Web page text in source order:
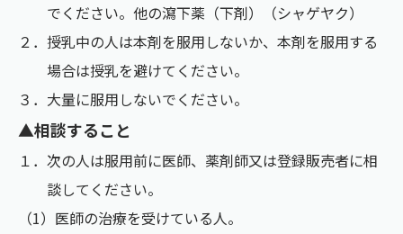
でください。他の瀉下薬（下剤）（シャゲヤク）
２．授乳中の人は本剤を服用しないか、本剤を服用する
場合は授乳を避けてください。
３．大量に服用しないでください。
▲相談すること
１．次の人は服用前に医師、薬剤師又は登録販売者に相
談してください。
（1）医師の治療を受けている人。